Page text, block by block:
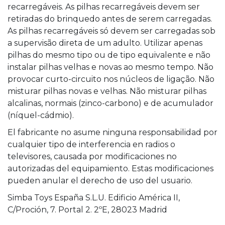
recarregáveis. As pilhas recarregáveis devem ser
retiradas do brinquedo antes de serem carregadas.
As pilhas recarregáveis só devem ser carregadas sob
a supervisão direta de um adulto. Utilizar apenas
pilhas do mesmo tipo ou de tipo equivalente e não
instalar pilhas velhas e novas ao mesmo tempo. Não
provocar curto-circuito nos núcleos de ligação. Não
misturar pilhas novas e velhas. Não misturar pilhas
alcalinas, normais (zinco-carbono) e de acumulador
(níquel-cádmio).
El fabricante no asume ninguna responsabilidad por
cualquier tipo de interferencia en radios o
televisores, causada por modificaciones no
autorizadas del equipamiento. Estas modificaciones
pueden anular el derecho de uso del usuario.
Simba Toys España S.L.U. Edificio América II,
C/Proción, 7. Portal 2. 2ºE, 28023 Madrid